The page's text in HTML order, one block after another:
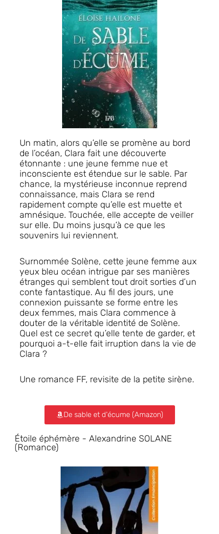
Un matin, alors qu’elle se promène au bord
de l’océan, Clara fait une découverte
étonnante : une jeune femme nue et
inconsciente est étendue sur le sable. Par
chance, la mystérieuse inconnue reprend
connaissance, mais Clara se rend
rapidement compte qu’elle est muette et
amnésique. Touchée, elle accepte de veiller
sur elle. Du moins jusqu’à ce que les
souvenirs lui reviennent.
Surnommée Solène, cette jeune femme aux
yeux bleu océan intrigue par ses manières
étranges qui semblent tout droit sorties d’un
conte fantastique. Au fil des jours, une
connexion puissante se forme entre les
deux femmes, mais Clara commence à
douter de la véritable identité de Solène.
Quel est ce secret qu’elle tente de garder, et
pourquoi a-t-elle fait irruption dans la vie de
Clara ?
Une romance FF, revisite de la petite sirène.
De sable et d'écume (Amazon)
Étoile éphémère - Alexandrine SOLANE
(Romance)